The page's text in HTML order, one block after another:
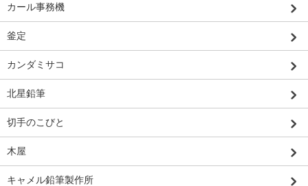
カール事務機
釜定
カンダミサコ
北星鉛筆
切手のこびと
木屋
キャメル鉛筆製作所